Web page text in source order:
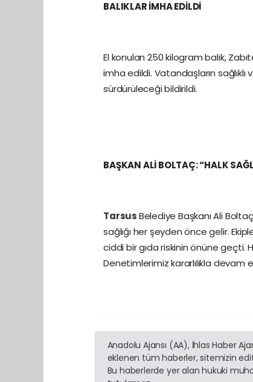
BALIKLAR İMHA EDİLDİ
El konulan 250 kilogram balık,
imha edildi. Vatandaşların sağlıklı
sürdürüleceği bildirildi.
BAŞKAN ALİ BOLTAÇ: “HALK
TarsusBelediye Başkanı Ali
sağlığı her şeyden önce gelir.
ciddi bir gıda riskinin önüne geçti.
Denetimlerimiz kararlılıkla devam
Anadolu Ajansı (AA), İhlas Haber
eklenen tüm haberler, sitemizin
Bu haberlerde yer alan hukuki